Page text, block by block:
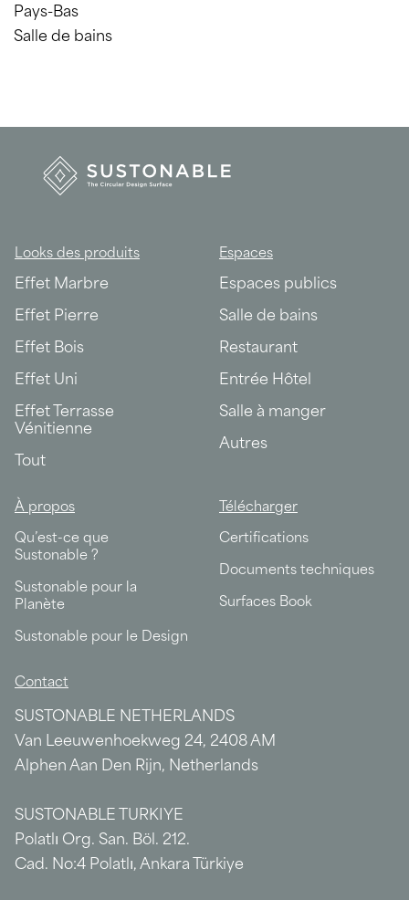
Pays-Bas
Salle de bains
Looks des produits
Effet Marbre
Effet Pierre
Effet Bois
Effet Uni
Effet Terrasse
Vénitienne
Tout
Espaces
Espaces publics
Salle de bains
Restaurant
Entrée Hôtel
Salle à manger
Autres
À propos
Qu’est-ce que
Sustonable ?
Sustonable pour la
Planète
Sustonable pour le Design
Télécharger
Certifications
Documents techniques
Surfaces Book
Contact
SUSTONABLE NETHERLANDS
Van Leeuwenhoekweg 24, 2408 AM
Alphen Aan Den Rijn, Netherlands
SUSTONABLE TURKIYE
Polatlı Org. San. Böl. 212.
Cad. No:4 Polatlı, Ankara Türkiye